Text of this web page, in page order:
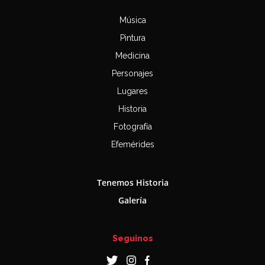
Música
Pintura
Medicina
Personajes
Lugares
Historia
Fotografía
Efemérides
Tenemos Historia
Galería
Seguinos